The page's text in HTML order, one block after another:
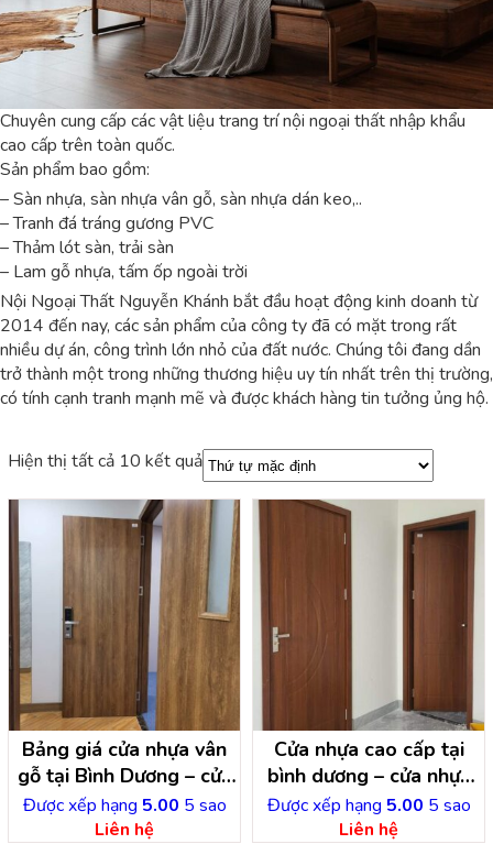
Chuyên cung cấp các vật liệu trang trí nội ngoại thất nhập khẩu
cao cấp trên toàn quốc.
Sản phẩm bao gồm:
– Sàn nhựa, sàn nhựa vân gỗ, sàn nhựa dán keo,..
– Tranh đá tráng gương PVC
– Thảm lót sàn, trải sàn
– Lam gỗ nhựa, tấm ốp ngoài trời
Nội Ngoại Thất Nguyễn Khánh bắt đầu hoạt động kinh doanh từ
2014 đến nay, các sản phẩm của công ty đã có mặt trong rất
nhiều dự án, công trình lớn nhỏ của đất nước. Chúng tôi đang dần
trở thành một trong những thương hiệu uy tín nhất trên thị trường,
có tính cạnh tranh mạnh mẽ và được khách hàng tin tưởng ủng hộ.
Hiện thị tất cả 10 kết quả
Bảng giá cửa nhựa vân
gỗ tại Bình Dương – cửa
nhựa composite
Được xếp hạng 5.00 5 sao
Liên hệ
Cửa nhựa cao cấp tại
bình dương – cửa nhựa
vân gỗ
Được xếp hạng 5.00 5 sao
Liên hệ